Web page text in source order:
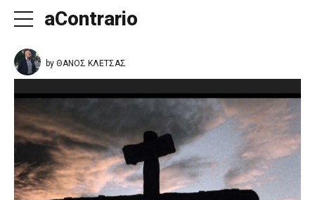
aContrario
by ΘΑΝΟΣ ΚΛΕΤΣΑΣ